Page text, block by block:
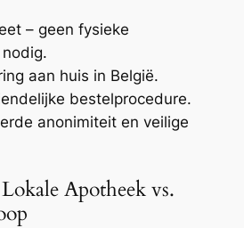
– geen fysieke
aan huis in België.
bestelprocedure.
anonimiteit en veilige
Apotheek vs.